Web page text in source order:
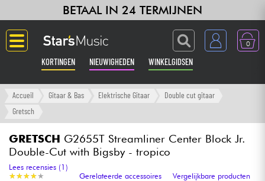
BETAAL IN 24 TERMIJNEN
0
KORTINGEN NIEUWIGHEDEN WINKELGIDSEN
Langue
Versterker & Effecten
Accueil Gitaar & Bas Elektrische Gitaar
Double cut gitaar
Gretsch
GRETSCH G2655T Streamliner Center Block Jr.
Double-Cut with Bigsby - tropico
★★★★★
★★★★★
Lees recensies (1)
Gerelateerde accessoires
Vergelijkbare producten